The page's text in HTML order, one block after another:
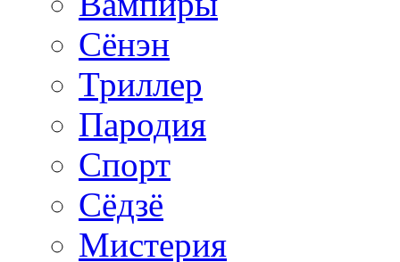
Сёнэн
Триллер
Пародия
Спорт
Сёдзё
Мистерия